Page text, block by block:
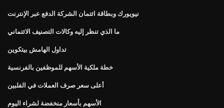
نيويورك وبطاقة ائتمان الشركة الدفع عبر الإنترنت
ما الذي تنظر إليه وكالات التصنيف الائتماني
تداول الهامش بيتكوين
خطة ملكية الأسهم للموظفين بالفرنسية
أعلى سعر صرف العملات في الفلبين
الأسهم بأسعار منخفضة لشراء اليوم